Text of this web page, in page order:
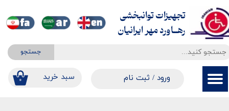
جستجو
۰ ​​سبد خرید ورود / ثبت نام
حساب کاربری من
سفارشات
خروج از حساب کاربری
تجهیزات توانبخشی
​​​​​​​رهــاورد مهر ایرانیان